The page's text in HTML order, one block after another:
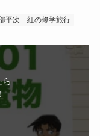
平次 紅の修学旅行
ら